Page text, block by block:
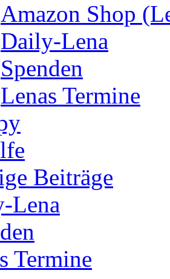
Amazon Shop
Daily-Lena
Spenden
Lenas Termine
Beiträge
Lena
Termine